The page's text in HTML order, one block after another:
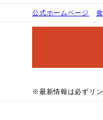
公式ホームページ
※最新情報は必ずリン